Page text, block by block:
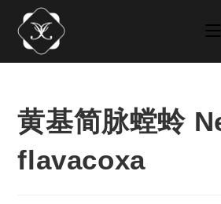
黄基简脉螳蛉
flavacoxa